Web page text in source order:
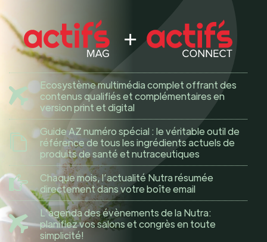
Ecosystème multimédia complet offrant des
contenus qualifiés et complémentaires en
version print et digital
Guide AZ numéro spécial : le véritable outil de
référence de tous les ingrédients actuels de
produits de santé et nutraceutiques
Chaque mois, l’actualité Nutra résumée
directement dans votre boîte email
L'agenda des évènements de la Nutra:
planifiez vos salons et congrès en toute
simplicité!